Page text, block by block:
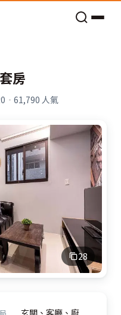
房
· 61,790 人氣
28
玄關、客廳、廚